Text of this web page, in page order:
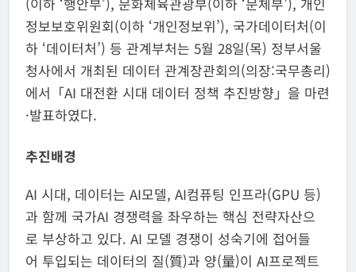
정보보호위원회(이하 ‘개인정보위’), 국가데이터처(이
하 ‘데이터처’) 등 관계부처는 5월 28일(목) 정부서울
청사에서 개최된 데이터 관계장관회의(의장:국무총리)
에서「AI 대전환 시대 데이터 정책 추진방향」을 마련
·발표하였다.
추진배경
AI 시대, 데이터는 AI모델, AI컴퓨팅 인프라(GPU 등)
과 함께 국가AI 경쟁력을 좌우하는 핵심 전략자산으
로 부상하고 있다. AI 모델 경쟁이 성숙기에 접어들
어 투입되는 데이터의 질(質)과 양(量)이 AI프로젝트